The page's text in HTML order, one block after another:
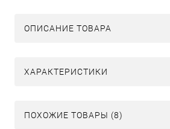
ОПИСАНИЕ ТОВАРА
ХАРАКТЕРИСТИКИ
ПОХОЖИЕ ТОВАРЫ (8)